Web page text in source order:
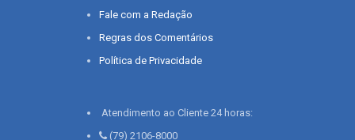
Fale com a Redação
Regras dos Comentários
Política de Privacidade
Atendimento ao Cliente 24 horas:
(79) 2106-8000